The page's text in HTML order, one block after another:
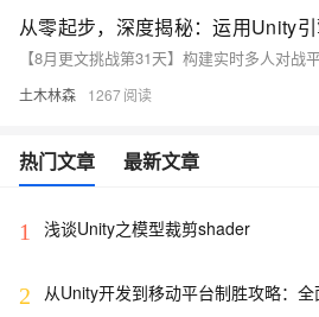
土木林森 1267
热门文章 最新文章
1 浅谈Unity之模型裁剪shader
2
从Unity开发到移动平台制胜攻略：